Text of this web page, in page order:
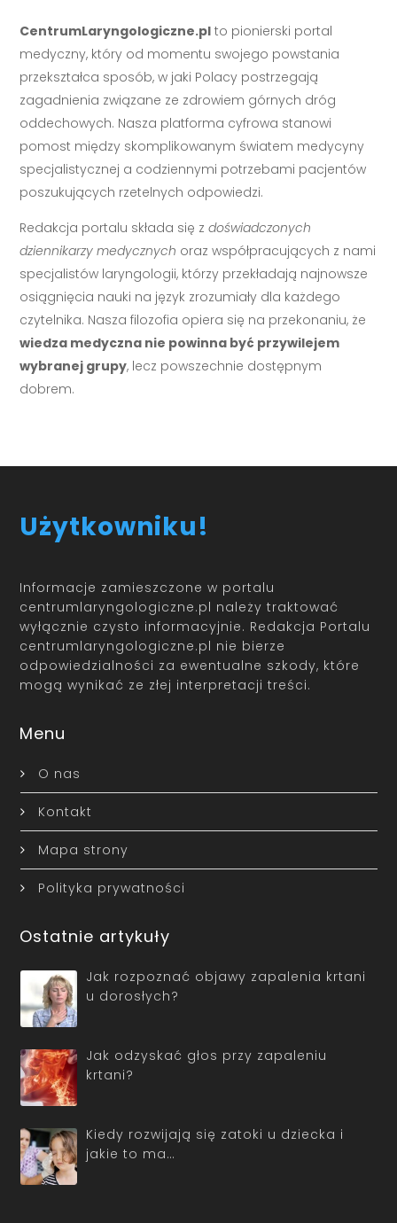
CentrumLaryngologiczne.pl to pionierski portal
medyczny, który od momentu swojego powstania
przekształca sposób, w jaki Polacy postrzegają
zagadnienia związane ze zdrowiem górnych dróg
oddechowych. Nasza platforma cyfrowa stanowi
pomost między skomplikowanym światem medycyny
specjalistycznej a codziennymi potrzebami pacjentów
poszukujących rzetelnych odpowiedzi.
Redakcja portalu składa się zdoświadczonych
dziennikarzy medycznych oraz współpracujących z nami
specjalistów laryngologii, którzy przekładają najnowsze
osiągnięcia nauki na język zrozumiały dla każdego
czytelnika. Nasza filozofia opiera się na przekonaniu, że
wiedza medyczna nie powinna być przywilejem
wybranej grupy, lecz powszechnie dostępnym
dobrem.
Użytkowniku!
Informacje zamieszczone w portalu
centrumlaryngologiczne.pl należy traktować
wyłącznie czysto informacyjnie. Redakcja Portalu
centrumlaryngologiczne.pl nie bierze
odpowiedzialności za ewentualne szkody, które
mogą wynikać ze złej interpretacji treści.
Menu
O nas
Kontakt
Mapa strony
Polityka prywatności
Ostatnie artykuły
Jak rozpoznać objawy zapalenia krtani
u dorosłych?
Jak odzyskać głos przy zapaleniu
krtani?
Kiedy rozwijają się zatoki u dziecka i
jakie to ma…